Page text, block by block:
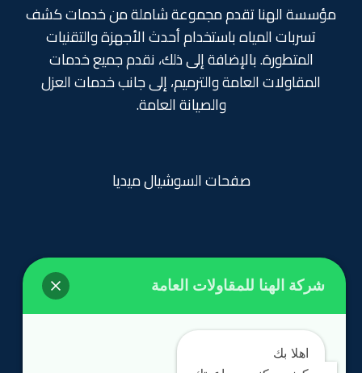
مؤسسة الهنا تقدم مجموعة شاملة من خدمات كشف
تسربات المياه باستخدام أحدث الأجهزة والتقنيات
المتطورة. بالإضافة إلى ذلك، نقدم جميع خدمات
المقاولات العامة والترميم، إلى جانب خدمات العزل
والصيانة العامة.
صفحات السوشيال ميديا
روابط تهمك
الرئيسية
شركة الهنا للمقاولات العامة
اهلا بك